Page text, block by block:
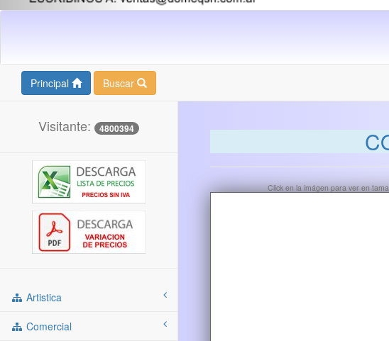
Principal Buscar
Visitante: 4800394
Artistica
Comercial
Click en la imágen para ver en